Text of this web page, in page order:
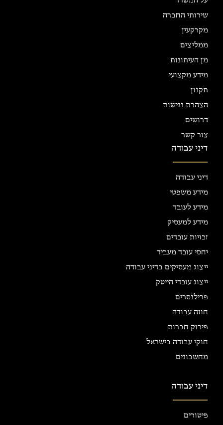
שירותי החברה
מקרקעין
ממליצים
מן העיתונות
מידע מקצועי
תקנון
הצהרת נגישות
דרושים
צור קשר
דיני עבודה
דיני עבודה
מידע משפטי
מידע לעובד
מידע למעסיק
זכויות עובדים
יחסי עובד מעביד
ייצוג מעסיקים בדיני עבודה
ייצוג עובדי הייטק
פרילנסרים
חוזה עבודה
פירוק חברות
חוקי עבודה בישראל
מחשבונים
דיני עבודה
פיטורים